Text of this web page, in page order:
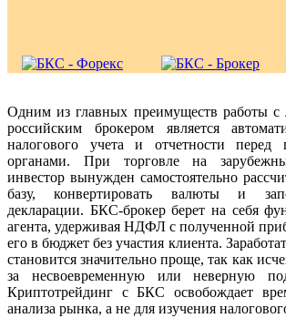
Одним из главных преимуществ работы с
российским брокером является
налогового учета и отчетности перед
органами. При торговле на
инвестор вынужден самостоятельно
базу, конвертировать валюты и
декларации. БКС-брокер берет на себя
агента, удерживая НДФЛ с полученной
его в бюджет без участия клиента.
становится значительно проще, так как
за несвоевременную или неверную
Криптотрейдинг с БКС освобождает
анализа рынка, а не для изучения